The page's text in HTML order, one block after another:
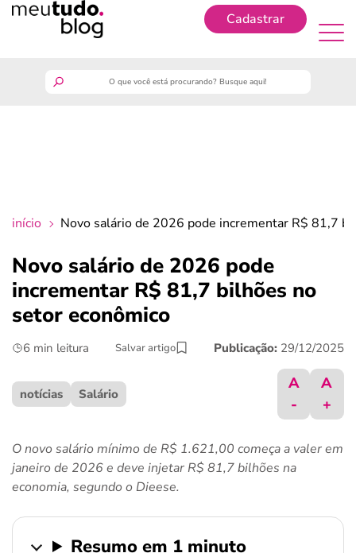
Cadastrar
crédito fácil
início Novo salário de 2026 pode incrementar R$ 81,7
Novo salário de 2026 pode
incrementar R$ 81,7 bilhões no
setor econômico
6 min leitura Salvar artigo Publicação: 29/12/2025
notícias Salário
A
-
A
+
O novo salário mínimo de R$ 1.621,00 começa a valer em
janeiro de 2026 e deve injetar R$ 81,7 bilhões na
economia, segundo o Dieese.
Resumo em 1 minuto